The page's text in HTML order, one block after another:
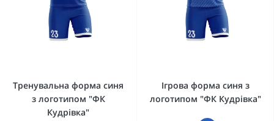
Тренувальна форма синя
з логотипом "ФК
Кудрівка"
Ігрова форма синя з
логотипом "ФК Кудрівка"